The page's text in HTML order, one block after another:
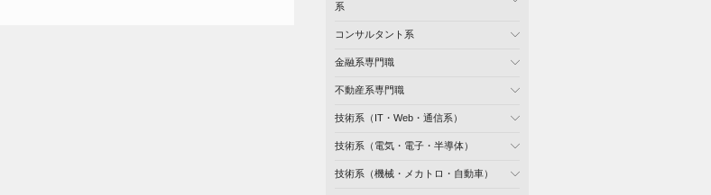
系
コンサルタント系
金融系専門職
不動産系専門職
技術系（IT・Web・通信系）
技術系（電気・電子・半導体）
技術系（機械・メカトロ・自動車）